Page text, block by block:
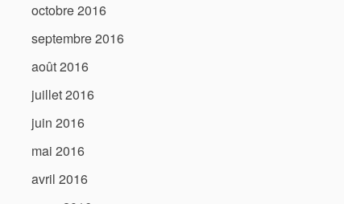
octobre 2016
septembre 2016
août 2016
juillet 2016
juin 2016
mai 2016
avril 2016